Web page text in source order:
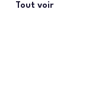
Tout voir